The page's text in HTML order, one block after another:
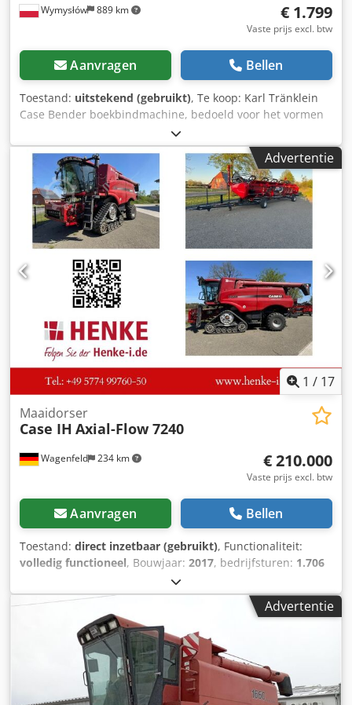
Wymysłów 889 km € 1.799
Vaste prijs excl. btw
Aanvragen Bellen
Toestand: uitstekend (gebruikt), Te koop: Karl Tränklein
Case Bender boekbindmachine, bedoeld voor het vormen
en buigen van ruggen van harde boekomslagen. Het
apparaat geeft omslagen de juiste radius, waardoor deze
perfect aansluiten op het boekblok. De machine is
uitgerust met verstelbare rollen waarmee deze kan
worden aangepast aan verschillende omslagdiktes. De
robuuste gietijzeren constructie zorgt voor hoge precisie
en jarenlang gebruik. Technische gegevens: Fabrikant: Karl
Tränklein Type: Case Bender / rugvormmachine
Werkbreedte: ca. 600 mm Instelbare roldraad Stabiele
gietijzeren constructie Elektrische aandrijving Werktafel
Staat: gebruikt Toepassingen: productie van hardcover
boeken, boekbinderijen, drukkerijen, Cjdpfx
Aoziwnbeizeha grafische bedrijven, productie van albums,
catalogi en omslagen.
Advertentie
1 / 17
Wagenfeld 234 km
Maaidorser
Case IH Axial-Flow 7240
€ 210.000
Vaste prijs excl. btw
Aanvragen Bellen
Toestand: direct inzetbaar (gebruikt), Functionaliteit:
volledig functioneel, Bouwjaar: 2017, bedrijfsturen: 1.706
366 kW (497,62 pk)
maximale snelheid:30 km/h, eerste registratie:07/2017,
volgende keuring (TÜV):
, achterbandmaat:500/85
, machine-/voertuignummer: YHG233775
aanhangwagenkoppeling, airconditioning, cabine,
koolzaadsnijder, verlichting, Namens een bevoegde partij
bieden wij hierbij het volgende gebruikte artikel te koop
aan: Chodszabtdspfx Aizsa Case-IH maaidorser AF 7240
Advertentie